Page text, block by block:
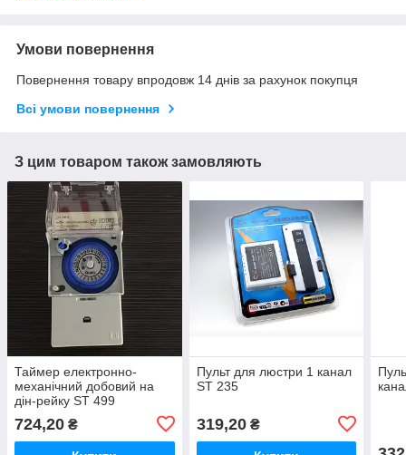
Умови повернення
Повернення товару впродовж 14 днів за рахунок покупця
Всі умови повернення
З цим товаром також замовляють
Таймер електронно-
механічний добовий на
дін-рейку ST 499
724,20 ₴
Пульт для люстри 1 канал
ST 235
319,20₴